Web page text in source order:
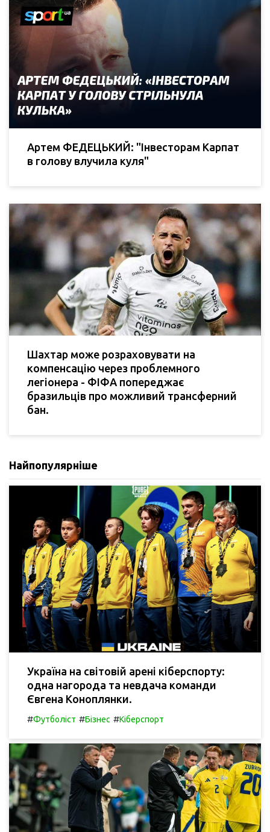
Артем ФЕДЕЦЬКИЙ: "Інвесторам Карпат
в голову влучила куля"
Шахтар може розраховувати на
компенсацію через проблемного
легіонера - ФІФА попереджає
бразильців про можливий трансферний
бан.
Найпопулярніше
Україна на світовій арені кіберспорту:
одна нагорода та невдача команди
Євгена Коноплянки.
#Футболіст #Бізнес #Кіберспорт